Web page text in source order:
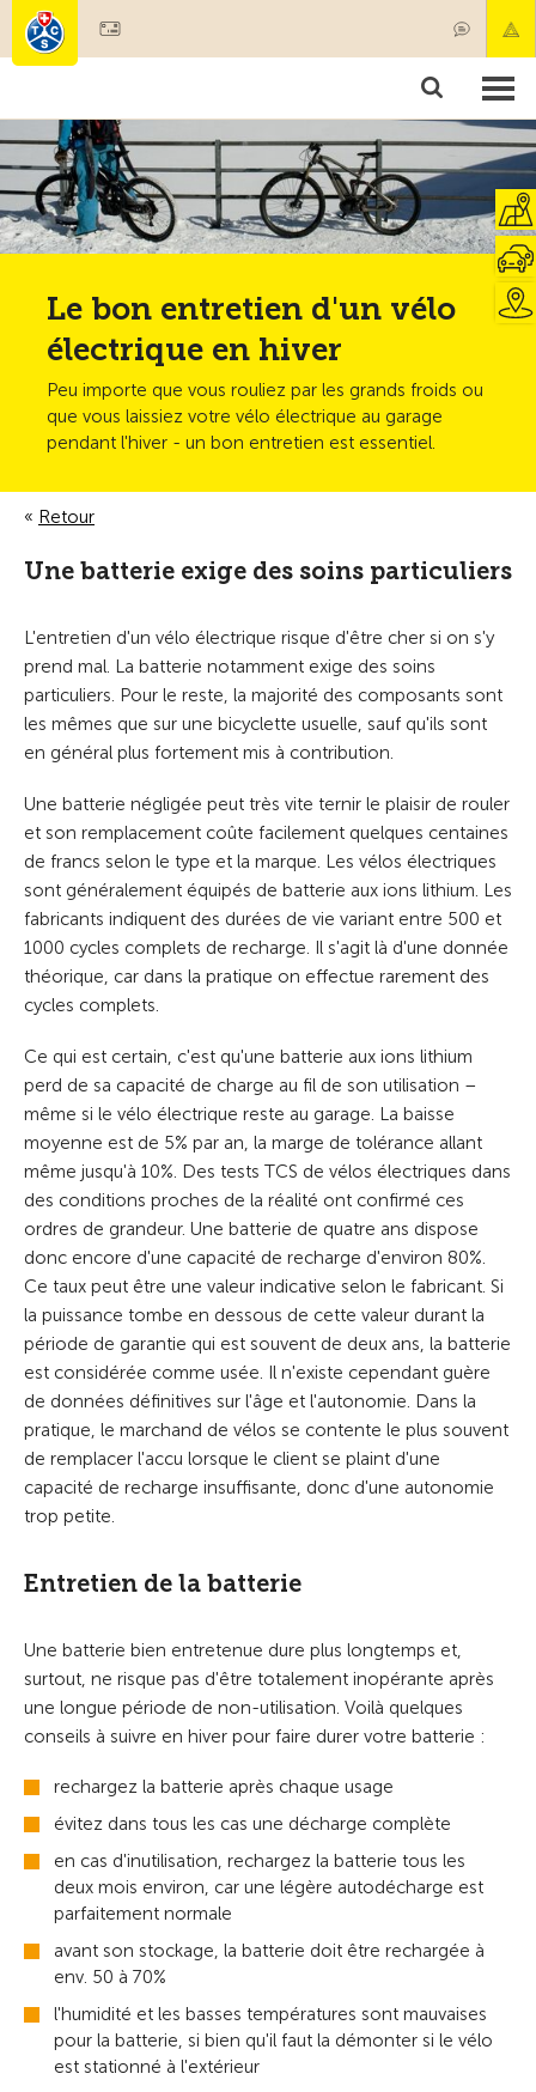
Membres & prestations
Tests, sécurité & santé
Le bon entretien d'un vélo
électrique en hiver
Peu importe que vous rouliez par les grands froids ou
que vous laissiez votre vélo électrique au garage
pendant l'hiver - un bon entretien est essentiel.
Retour
Une batterie exige des soins particuliers
L'entretien d'un vélo électrique risque d'être cher si on s'y
prend mal. La batterie notamment exige des soins
particuliers. Pour le reste, la majorité des composants sont
les mêmes que sur une bicyclette usuelle, sauf qu'ils sont
en général plus fortement mis à contribution.
Une batterie négligée peut très vite ternir le plaisir de rouler
et son remplacement coûte facilement quelques centaines
de francs selon le type et la marque. Les vélos électriques
sont généralement équipés de batterie aux ions lithium. Les
fabricants indiquent des durées de vie variant entre 500 et
1000 cycles complets de recharge. Il s'agit là d'une donnée
théorique, car dans la pratique on effectue rarement des
cycles complets.
Ce qui est certain, c'est qu'une batterie aux ions lithium
perd de sa capacité de charge au fil de son utilisation –
même si le vélo électrique reste au garage. La baisse
moyenne est de 5% par an, la marge de tolérance allant
même jusqu'à 10%. Des tests TCS de vélos électriques dans
des conditions proches de la réalité ont confirmé ces
ordres de grandeur. Une batterie de quatre ans dispose
donc encore d'une capacité de recharge d'environ 80%.
Ce taux peut être une valeur indicative selon le fabricant. Si
la puissance tombe en dessous de cette valeur durant la
période de garantie qui est souvent de deux ans, la batterie
est considérée comme usée. Il n'existe cependant guère
de données définitives sur l'âge et l'autonomie. Dans la
pratique, le marchand de vélos se contente le plus souvent
de remplacer l'accu lorsque le client se plaint d'une
capacité de recharge insuffisante, donc d'une autonomie
trop petite.
Entretien de la batterie
Une batterie bien entretenue dure plus longtemps et,
surtout, ne risque pas d'être totalement inopérante après
une longue période de non-utilisation. Voilà quelques
conseils à suivre en hiver pour faire durer votre batterie :
rechargez la batterie après chaque usage
évitez dans tous les cas une décharge complète
en cas d'inutilisation, rechargez la batterie tous les
deux mois environ, car une légère autodécharge est
parfaitement normale
avant son stockage, la batterie doit être rechargée à
env. 50 à 70%
l'humidité et les basses températures sont mauvaises
pour la batterie, si bien qu'il faut la démonter si le vélo
est stationné à l'extérieur